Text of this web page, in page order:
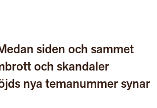
siden och sammet
och skandaler
nya temanummer synar